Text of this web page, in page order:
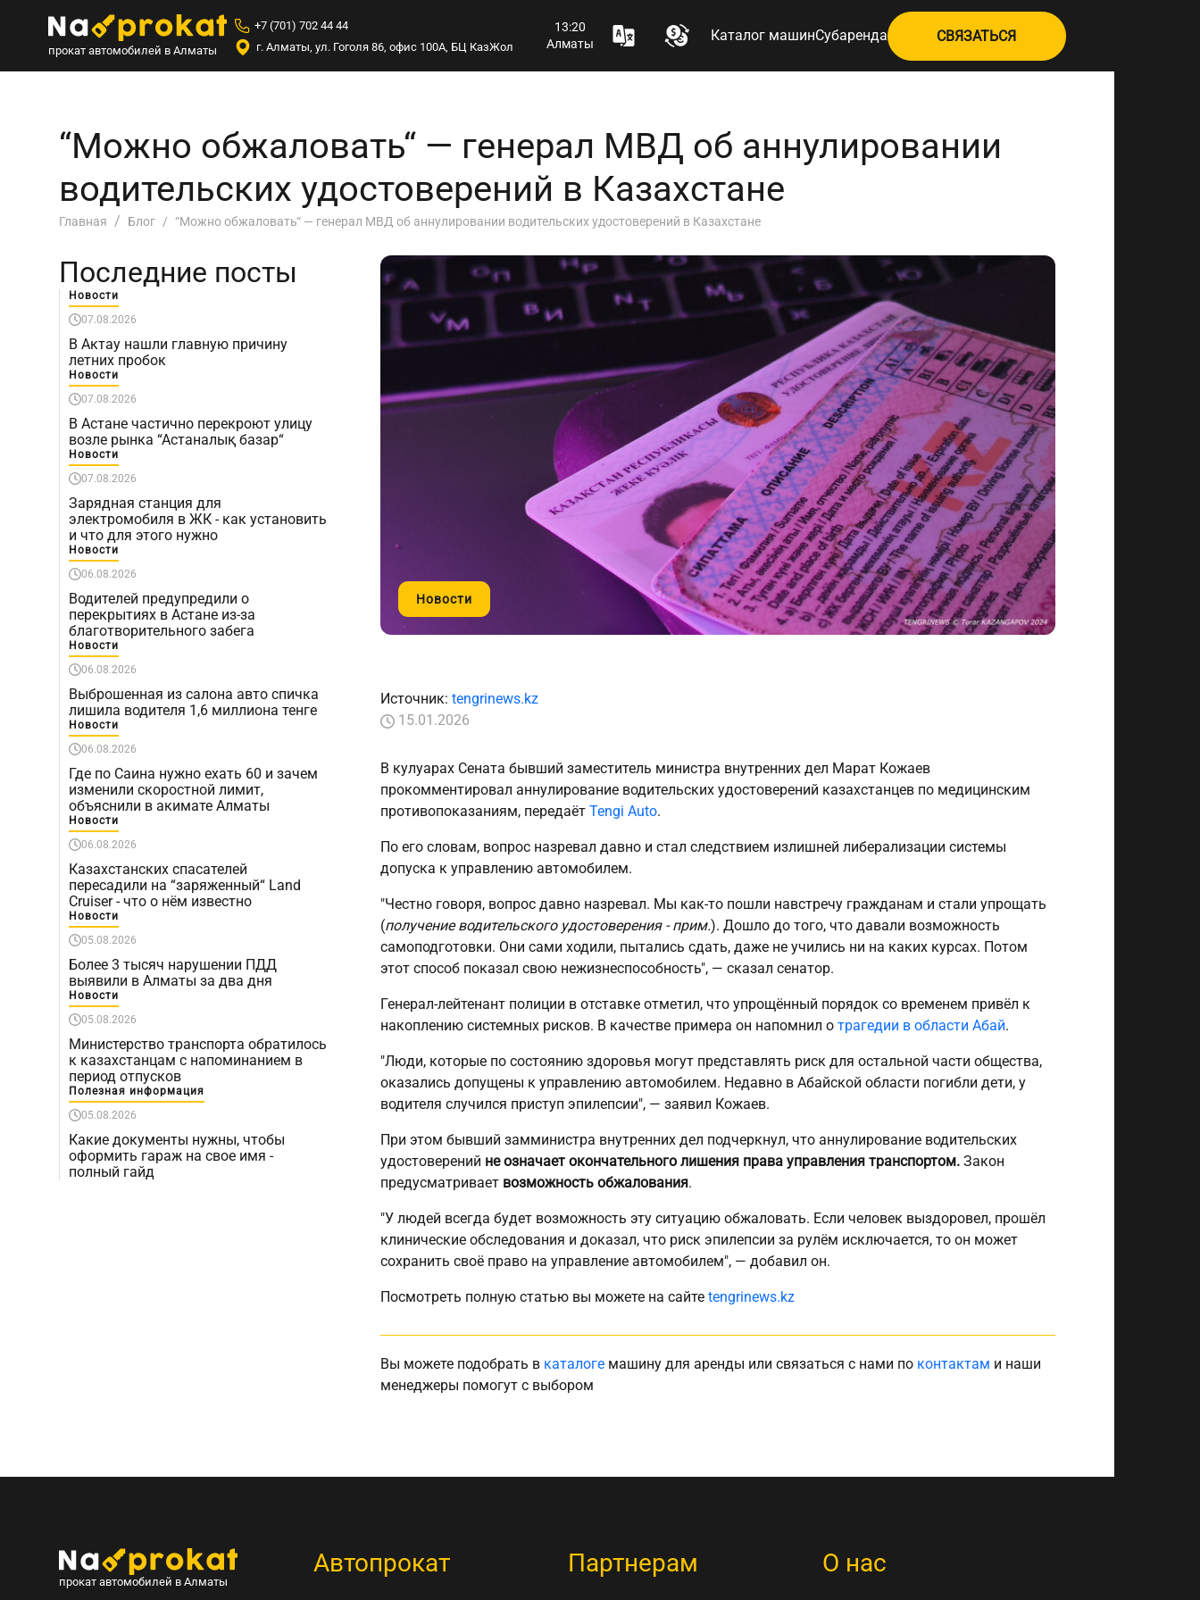
прокат автомобилей в Алматы
+7 (701) 702 44 44
г. Алматы, ул. Гоголя 86, офис 100А, БЦ КазЖол
13:20
Алматы
Каталог машинСубаренда СВЯЗАТЬСЯ
“Можно обжаловать“ — генерал МВД об аннулировании
водительских удостоверений в Казахстане
Главная Блог “Можно обжаловать“ — генерал МВД об аннулировании водительских удостоверений в Казахстане
Последние посты
Новости
07.08.2026
В Актау нашли главную причину
летних пробок
Новости
07.08.2026
В Астане частично перекроют улицу
возле рынка “Астаналық базар“
Новости
07.08.2026
Зарядная станция для
электромобиля в ЖК - как установить
и что для этого нужно
Новости
06.08.2026
Водителей предупредили о
перекрытиях в Астане из-за
благотворительного забега
Новости
06.08.2026
Выброшенная из салона авто спичка
лишила водителя 1,6 миллиона тенге
Новости
06.08.2026
Где по Саина нужно ехать 60 и зачем
изменили скоростной лимит,
объяснили в акимате Алматы
Новости
06.08.2026
Казахстанских спасателей
пересадили на “заряженный“ Land
Cruiser - что о нём известно
Новости
05.08.2026
Более 3 тысяч нарушении ПДД
выявили в Алматы за два дня
Новости
05.08.2026
Министерство транспорта обратилось
к казахстанцам с напоминанием в
период отпусков
Полезная информация
05.08.2026
Какие документы нужны, чтобы
оформить гараж на свое имя -
полный гайд
Новости
Источник: tengrinews.kz
15.01.2026
В кулуарах Сената бывший заместитель министра внутренних дел Марат Кожаев
прокомментировал аннулирование водительских удостоверений казахстанцев по медицинским
противопоказаниям, передаёт Tengi Auto.
По его словам, вопрос назревал давно и стал следствием излишней либерализации системы
допуска к управлению автомобилем.
"Честно говоря, вопрос давно назревал. Мы как-то пошли навстречу гражданам и стали упрощать
(получение водительского удостоверения - прим.). Дошло до того, что давали возможность
самоподготовки. Они сами ходили, пытались сдать, даже не учились ни на каких курсах. Потом
этот способ показал свою нежизнеспособность", — сказал сенатор.
Генерал-лейтенант полиции в отставке отметил, что упрощённый порядок со временем привёл к
накоплению системных рисков. В качестве примера он напомнил о трагедии в области Абай.
"Люди, которые по состоянию здоровья могут представлять риск для остальной части общества,
оказались допущены к управлению автомобилем. Недавно в Абайской области погибли дети, у
водителя случился приступ эпилепсии", — заявил Кожаев.
При этом бывший замминистра внутренних дел подчеркнул, что аннулирование водительских
удостоверений не означает окончательного лишения права управления транспортом. Закон
предусматривает возможность обжалования.
"У людей всегда будет возможность эту ситуацию обжаловать. Если человек выздоровел, прошёл
клинические обследования и доказал, что риск эпилепсии за рулём исключается, то он может
сохранить своё право на управление автомобилем", — добавил он.
Посмотреть полную статью вы можете на сайте tengrinews.kz
Вы можете подобрать в каталоге машину для аренды или связаться с нами по контактам и наши
менеджеры помогут с выбором
прокат автомобилей в Алматы
Автопрокат Партнерам О нас